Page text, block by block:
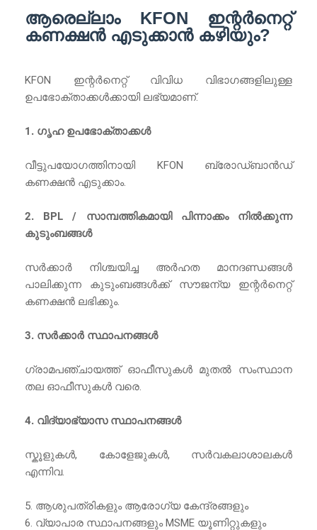
ആരെല്ലാം KFON ഇന്റർനെറ്റ്
കണക്ഷൻ എടുക്കാൻ കഴിയും?
KFON ഇന്റർനെറ്റ് വിവിധ വിഭാഗങ്ങളിലുള്ള
ഉപഭോക്താക്കൾക്കായി ലഭ്യമാണ്.
1. ഗൃഹ ഉപഭോക്താക്കൾ
വീട്ടുപയോഗത്തിനായി KFON ബ്രോഡ്ബാൻഡ്
കണക്ഷൻ എടുക്കാം.
2. BPL / സാമ്പത്തികമായി പിന്നാക്കം നിൽക്കുന്ന
കുടുംബങ്ങൾ
സർക്കാർ നിശ്ചയിച്ച അർഹത മാനദണ്ഡങ്ങൾ
പാലിക്കുന്ന കുടുംബങ്ങൾക്ക് സൗജന്യ ഇന്റർനെറ്റ്
കണക്ഷൻ ലഭിക്കും.
3. സർക്കാർ സ്ഥാപനങ്ങൾ
ഗ്രാമപഞ്ചായത്ത് ഓഫീസുകൾ മുതൽ സംസ്ഥാന
തല ഓഫീസുകൾ വരെ.
4. വിദ്യാഭ്യാസ സ്ഥാപനങ്ങൾ
സ്കൂളുകൾ, കോളേജുകൾ, സർവകലാശാലകൾ
എന്നിവ.
5. ആശുപത്രികളും ആരോഗ്യ കേന്ദ്രങ്ങളും
6. വ്യാപാര സ്ഥാപനങ്ങളും MSME യൂണിറ്റുകളും